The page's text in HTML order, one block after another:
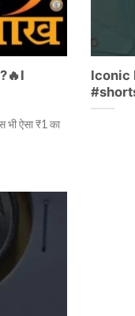
ऐसा ₹1 का
Iconic